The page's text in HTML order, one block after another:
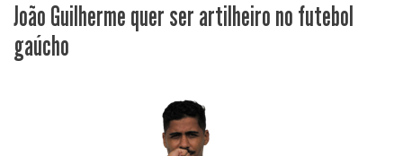
João Guilherme quer ser artilheiro no futebol
gaúcho